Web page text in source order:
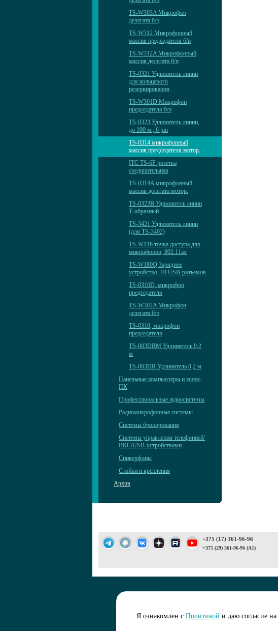
TS-W303A Микрофон
делегата б/п
TS-W312 Микрофонный
массив председателя б/п
TS-W312A Микрофонный
массив делегата б/п
TS-0321 Удлинитель линии
для кольцевого
резервирования
TS-W301D Микрофон
председателя б/п
TS-0323 Удлинитель линии,
до 100 м., 6 pin
TS-0314 микрофонный
массив председателя мотор.
ITC TS-6F розетка
соединительная
TS-0314A микрофонный
массив делегата мотор.
TS-0323B Удлинитель линии
Т-образный
TS-3421 Удлинитель линии
(для TS-3402)
TS-W116 точка доступа для
микрофонов, 802.11ax
TS-W180Q Зарядное
устройство, 10 USB-разъемов
TS-0310D, микрофон
председателя
TS-W302A Микрофон
делегата б/п
TS-0310, микрофон
председателя
TS-003DRM Удлинитель 0,2
м
TS-003DR Удлинитель 0,2 м
Панельные компьютеры и мини-
ПК
Профессиональные аудиосистемы
Радиомикрофонные системы
Системы бронирования
Системы управления телефонией/
ВКС/USB-устройствами
Спикерфоны
Стойки и крепления
Архив
+375 (17) 361-96-96
+375 (29) 361-96-96 (A1)
Я ознакомлен с Политикой и даю согласие на